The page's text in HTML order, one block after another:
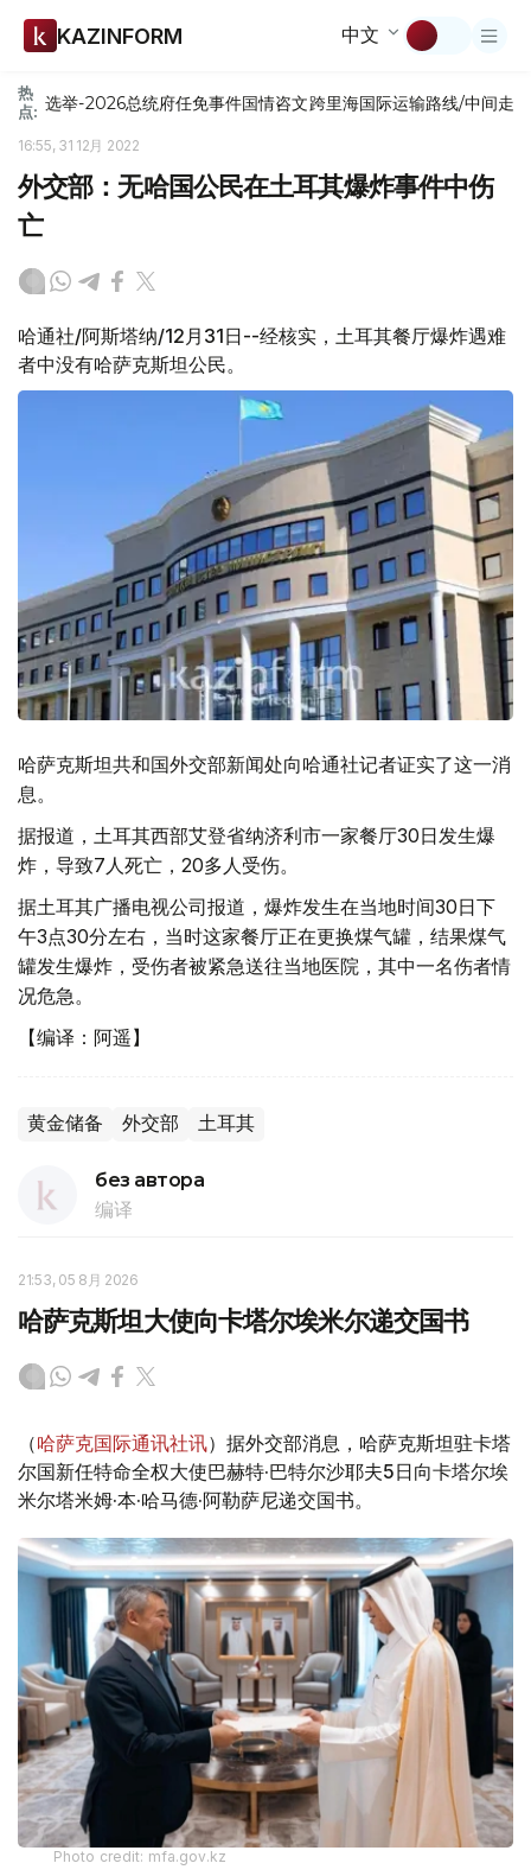
KAZINFORM 中文
热
点: 选举-2026总统府任免事件国情咨文跨里海国际运输路线/中间走廊
16:55, 31 12月 2022
外交部：无哈国公民在土耳其爆炸事件中伤
亡
哈通社/阿斯塔纳/12月31日--经核实，土耳其餐厅爆炸遇难
者中没有哈萨克斯坦公民。
哈萨克斯坦共和国外交部新闻处向哈通社记者证实了这一消
息。
据报道，土耳其西部艾登省纳济利市一家餐厅30日发生爆
炸，导致7人死亡，20多人受伤。
据土耳其广播电视公司报道，爆炸发生在当地时间30日下
午3点30分左右，当时这家餐厅正在更换煤气罐，结果煤气
罐发生爆炸，受伤者被紧急送往当地医院，其中一名伤者情
况危急。
【编译：阿遥】
黄金储备 外交部 土耳其
без автора
编译
21:53, 05 8月 2026
哈萨克斯坦大使向卡塔尔埃米尔递交国书
（哈萨克国际通讯社讯）据外交部消息，哈萨克斯坦驻卡塔
尔国新任特命全权大使巴赫特·巴特尔沙耶夫5日向卡塔尔埃
米尔塔米姆·本·哈马德·阿勒萨尼递交国书。
Photo credit: mfa.gov.kz